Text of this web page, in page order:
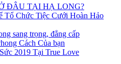
ĐÂU TẠI HẠ LONG?
Tổ Chức Tiệc Cưới Hoàn Hảo
sang trọng, đẳng cấp
Cách Của bạn
2019 Tại True Love